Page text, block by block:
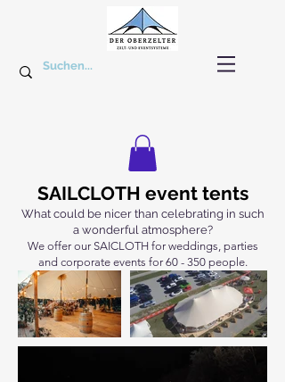
SAILCLOTH event tents
What could be nicer than celebrating in such
a wonderful atmosphere?
We offer our SAICLOTH for weddings, parties
and corporate events for 60 - 350 people.